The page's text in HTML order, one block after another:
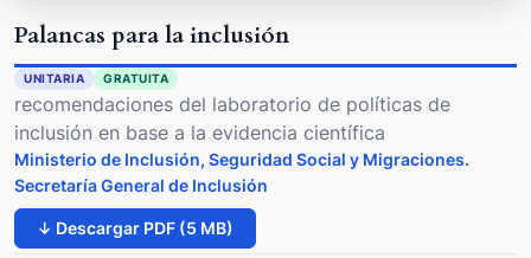
Palancas para la inclusión
UNITARIA GRATUITA
recomendaciones del laboratorio de políticas de
inclusión en base a la evidencia científica
Ministerio de Inclusión, Seguridad Social y Migraciones.
Secretaría General de Inclusión
↓ Descargar PDF (5 MB)